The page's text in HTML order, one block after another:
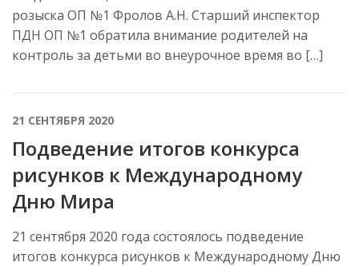
розыска ОП №1 Фролов А.Н. Старший инспектор
ПДН ОП №1 обратила внимание родителей на
контроль за детьми во внеурочное время во […]
21 СЕНТЯБРЯ 2020
Подведение итогов конкурса
рисунков к Международному
Дню Мира
21 сентября 2020 года состоялось подведение
итогов конкурса рисунков к Международному Дню